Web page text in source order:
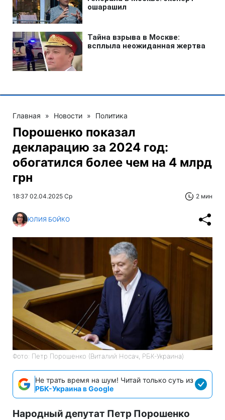
Главная » Новости » Политика
Порошенко показал
декларацию за 2024 год:
обогатился более чем на 4 млрд
грн
18:37 02.04.2025 Ср 2 мин
ЮЛИЯ БОЙКО
Фото: Петр Порошенко (Виталий Носач, РБК-Украина)
Не трать время на шум! Читай только суть из
РБК-Украина в Google
Народный депутат Петр Порошенко